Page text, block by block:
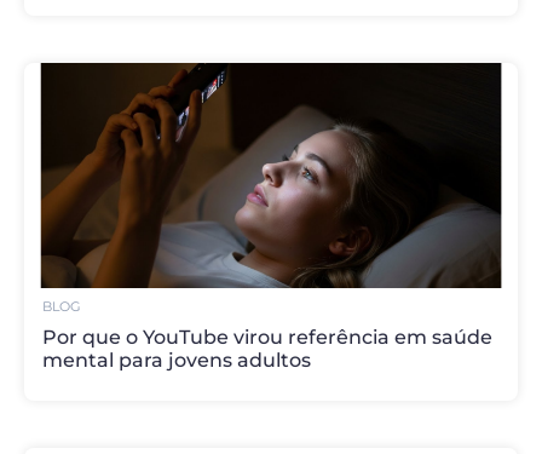
BLOG
Por que o YouTube virou referência em saúde
mental para jovens adultos